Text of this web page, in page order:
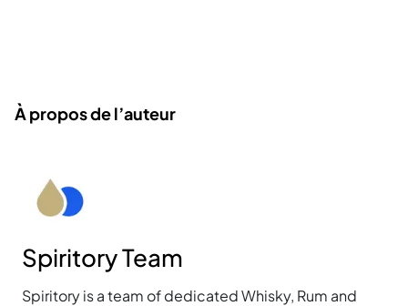
À propos de l’auteur
Spiritory Team
Spiritory is a team of dedicated Whisky, Rum and